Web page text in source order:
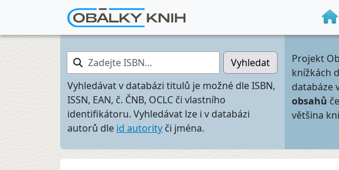
Zadejte ISBN…
Vyhledat
Vyhledávat v databázi titulů je možné dle ISBN,
ISSN, EAN, č. ČNB, OCLC či vlastního
identifikátoru. Vyhledávat lze i v databázi
autorů dle id autority či jména.
Projekt
knížkách
databáze
obsahů
většina